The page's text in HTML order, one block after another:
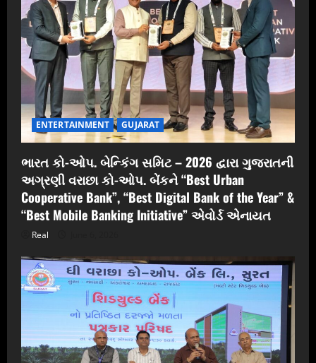
ENTERTAINMENT GUJARAT
ભારત કો-ઓપ. બેન્કિંગ સમિટ – 2026 દ્વારા ગુજરાતની
અગ્રણી વરાછા કો-ઓપ. બેંકને “Best Urban
Cooperative Bank”, “Best Digital Bank of the Year” &
“Best Mobile Banking Initiative” એવોર્ડ એનાયત
Real